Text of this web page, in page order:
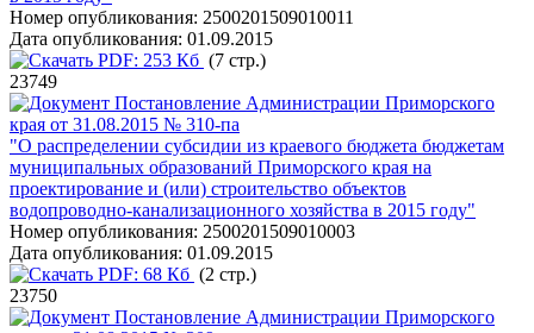
Номер опубликования: 2500201509010011
Дата опубликования: 01.09.2015
PDF: 253 Кб (7 стр.)
23749
Постановление Администрации Приморского
края от 31.08.2015 № 310-па
"О распределении субсидии из краевого бюджета бюджетам
муниципальных образований Приморского края на
проектирование и (или) строительство объектов
водопроводно-канализационного хозяйства в 2015 году"
Номер опубликования: 2500201509010003
Дата опубликования: 01.09.2015
PDF: 68 Кб (2 стр.)
23750
Постановление Администрации Приморского